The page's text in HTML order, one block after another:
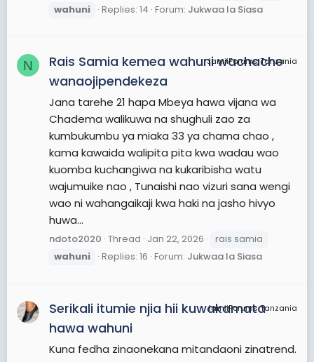
wahuni
Replies: 14 Forum: Jukwaa la Siasa
N JamiiForums Tanzania
Rais Samia kemea wahuni wachache
wanaojipendekeza
Jana tarehe 21 hapa Mbeya hawa vijana wa
Chadema walikuwa na shughuli zao za
kumbukumbu ya miaka 33 ya chama chao ,
kama kawaida walipita pita kwa wadau wao
kuomba kuchangiwa na kukaribisha watu
wajumuike nao , Tunaishi nao vizuri sana wengi
wao ni wahangaikaji kwa haki na jasho hivyo
huwa...
ndoto2020 Thread Jan 22, 2026
rais samia
wahuni
Replies: 16 Forum: Jukwaa la Siasa
JamiiForums Tanzania
Serikali itumie njia hii kuwakamata
hawa wahuni
Kuna fedha zinaonekana mitandaoni zinatrend.